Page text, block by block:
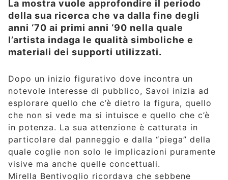
La mostra vuole approfondire il periodo
della sua ricerca che va dalla fine degli
anni ‘70 ai primi anni ‘90 nella quale
l’artista indaga le qualità simboliche e
materiali dei supporti utilizzati.
Dopo un inizio figurativo dove incontra un
notevole interesse di pubblico, Savoi inizia ad
esplorare quello che c’è dietro la figura, quello
che non si vede ma si intuisce e quello che c’è
in potenza. La sua attenzione è catturata in
particolare dal panneggio e dalla “piega” della
quale coglie non solo le implicazioni puramente
visive ma anche quelle concettuali.
Mirella Bentivoglio ricordava che sebbene